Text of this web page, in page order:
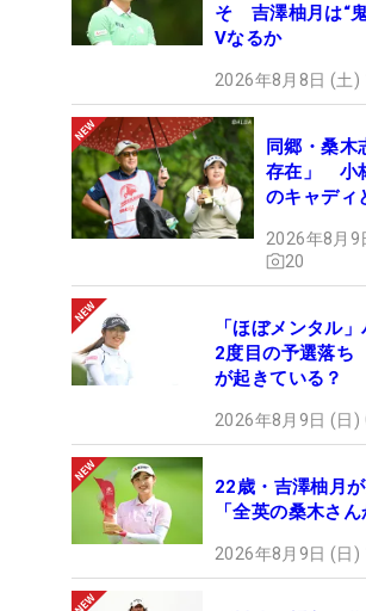
そ 吉澤柚月は“
Vなるか
2026年8月8日 (土)
同郷・桑木
存在」 小
のキャディ
2026年8月9
20
「ほぼメンタル
2度目の予選落
が起きている？
2026年8月9日 (日)
22歳・吉澤柚月
「全英の桑木さん
2026年8月9日 (日)